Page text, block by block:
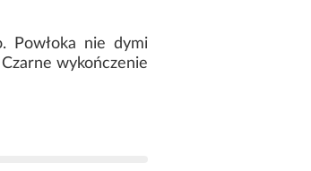
Powłoka nie dymi
wykończenie